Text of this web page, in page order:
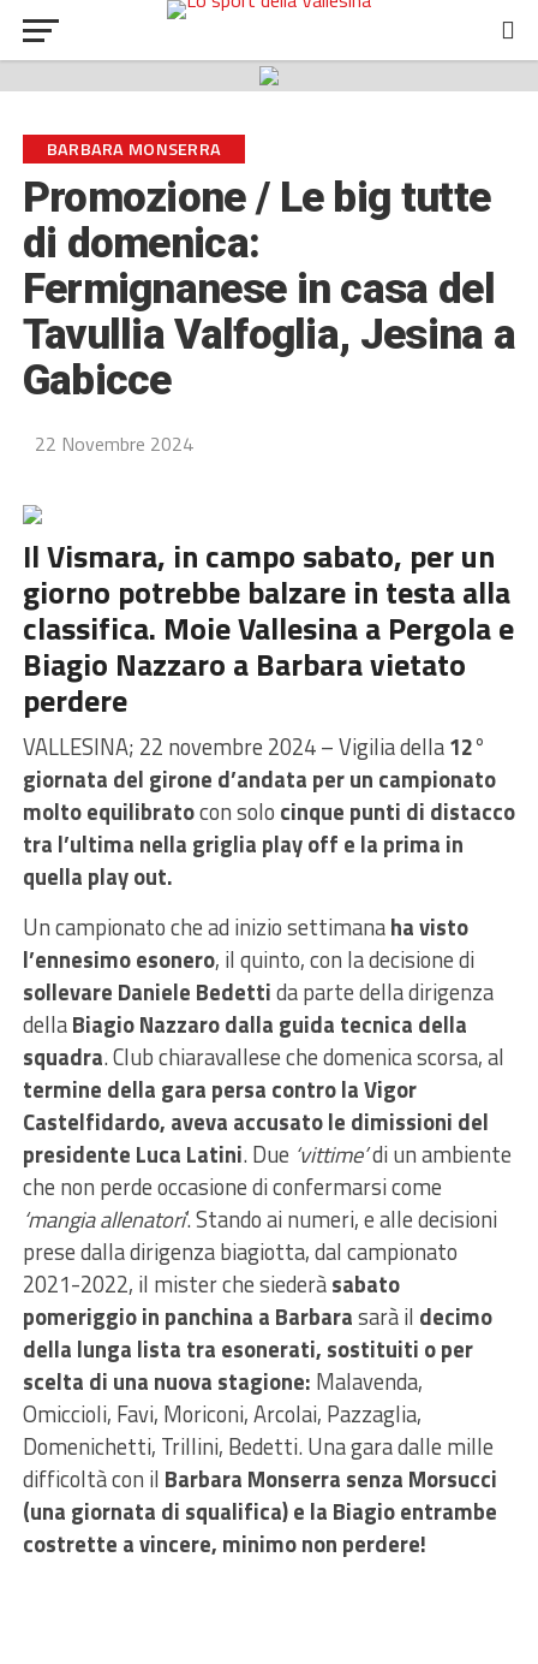
BARBARA MONSERRA
Promozione / Le big tutte
di domenica:
Fermignanese in casa del
Tavullia Valfoglia, Jesina a
Gabicce
22 Novembre 2024
Il Vismara, in campo sabato, per un
giorno potrebbe balzare in testa alla
classifica. Moie Vallesina a Pergola e
Biagio Nazzaro a Barbara vietato
perdere
VALLESINA; 22 novembre 2024 – Vigilia della12°
giornata del girone d’andata per un campionato
molto equilibratocon solo cinque punti di distacco
tra l’ultima nella griglia play off e la prima in
quella play out.
Un campionato che ad inizio settimanaha visto
l’ennesimo esonero, il quinto, con la decisione di
sollevare Daniele Bedettida parte della dirigenza
dellaBiagio Nazzaro dalla guida tecnica della
squadra. Club chiaravallese che domenica scorsa, al
termine della gara persa contro la Vigor
Castelfidardo, aveva accusato le dimissioni del
presidente Luca Latini. Due ‘vittime’di un ambiente
che non perde occasione di confermarsi come
‘mangia allenatori‘. Stando ai numeri, e alle decisioni
prese dalla dirigenza biagiotta, dal campionato
2021-2022, il mister che siederàsabato
pomeriggio in panchina a Barbarasarà il decimo
della lunga lista tra esonerati, sostituiti o per
scelta di una nuova stagione: Malavenda,
Omiccioli, Favi, Moriconi, Arcolai, Pazzaglia,
Domenichetti, Trillini, Bedetti. Una gara dalle mille
difficoltà con il Barbara Monserra senza Morsucci
(una giornata di squalifica) e la Biagio entrambe
costrette a vincere, minimo non perdere!